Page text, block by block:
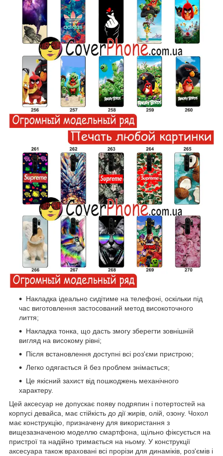
Накладка ідеально сидітиме на телефоні, оскільки під
час виготовлення застосований метод високоточного
лиття;
Накладка тонка, що дасть змогу зберегти зовнішній
вигляд на високому рівні;
Після встановлення доступні всі роз'єми пристрою;
Легко одягається й без проблем знімається;
Це якісний захист від пошкоджень механічного
характеру.
Цей аксесуар не допускає появу подряпин і потертостей на
корпусі девайса, має стійкість до дії жирів, олій, озону. Чохол
має конструкцію, призначену для використання з
вищезазначеною моделлю смартфона, щільно фіксується на
пристрої та надійно тримається на ньому. У конструкції
аксесуара також враховані всі прорізи для динаміків, роз'ємів і